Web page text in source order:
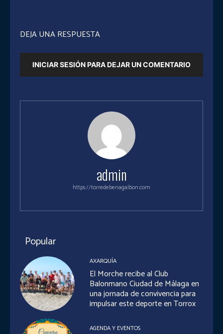
DEJA UNA RESPUESTA
INICIAR SESIÓN PARA DEJAR UN COMENTARIO
admin
https://torredebenagalbon.com
Popular
AXARQUÍA
El Morche recibe al Club
Balonmano Ciudad de Málaga en
una jornada de convivencia para
impulsar este deporte en Torrox
AGENDA Y EVENTOS